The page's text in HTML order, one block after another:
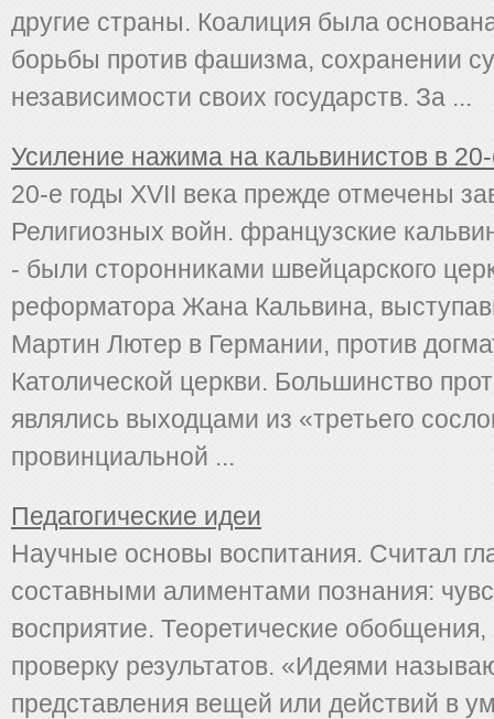
другие страны. Коалиция была
борьбы против фашизма, сохранении
независимости своих государств. За ...
Усиление нажима на кальвинистов в 20-
20-е годы XVII века прежде отмечены
Религиозных войн. французские
- были сторонниками швейцарского
реформатора Жана Кальвина,
Мартин Лютер в Германии, против
Католической церкви. Большинство
являлись выходцами из «третьего
провинциальной ...
Педагогические идеи
Научные основы воспитания. Считал
составными алиментами познания:
восприятие. Теоретические
проверку результатов. «Идеями
представления вещей или действий в